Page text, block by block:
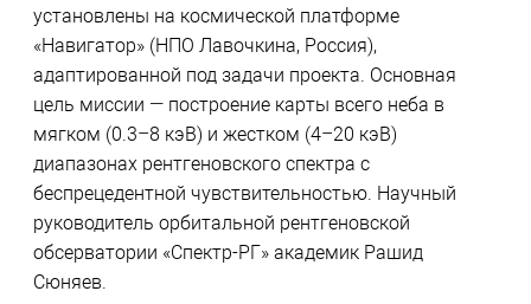
установлены на космической платформе
«Навигатор» (НПО Лавочкина, Россия),
адаптированной под задачи проекта. Основная
цель миссии — построение карты всего неба в
мягком (0.3–8 кэВ) и жестком (4–20 кэВ)
диапазонах рентгеновского спектра с
беспрецедентной чувствительностью. Научный
руководитель орбитальной рентгеновской
обсерватории «Спектр-РГ» академик Рашид
Сюняев.